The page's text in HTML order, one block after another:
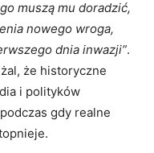
muszą mu doradzić,
nowego wroga,
dnia inwazji”.
że historyczne
i polityków
gdy realne